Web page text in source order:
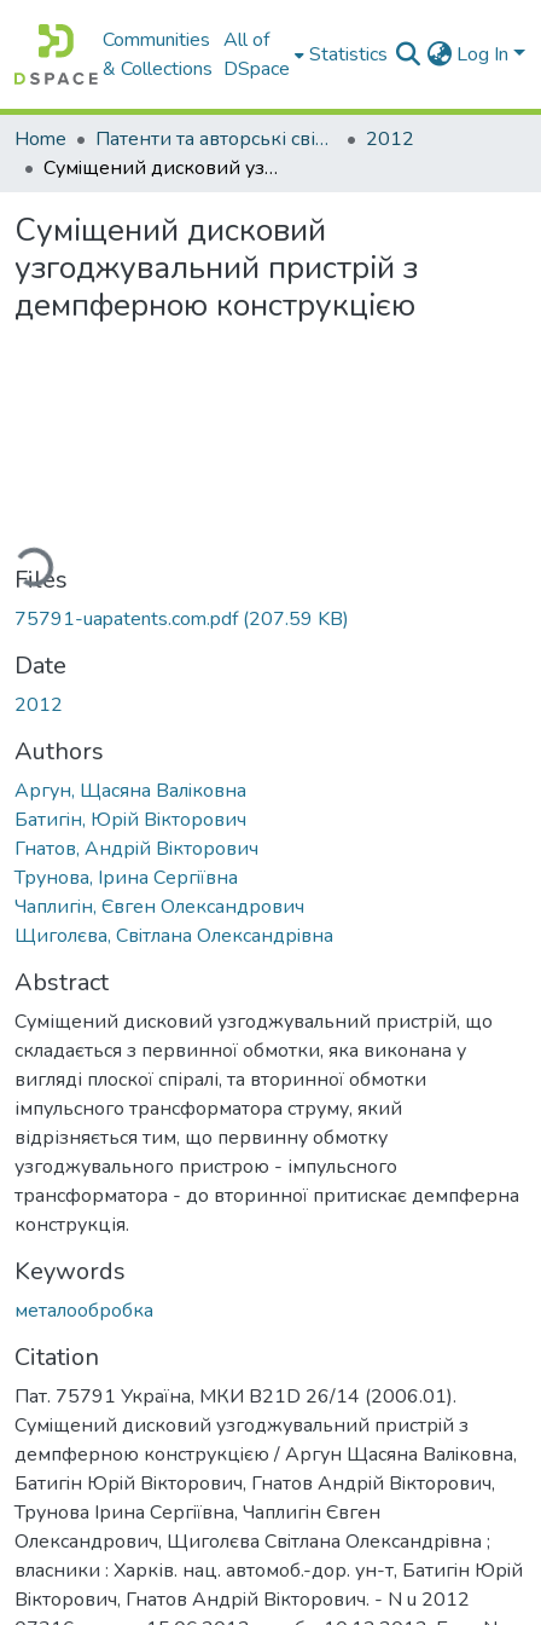
Communities
& Collections
All of
DSpace
Statistics Log In
Home Патенти та авторські свідоцтва
2012
Сумiщений дисковий узгоджувальний пристрiй з демпферною конструкцiєю
Сумiщений дисковий
узгоджувальний пристрiй з
демпферною конструкцiєю
Files
75791-uapatents.com.pdf(207.59 KB)
Date
2012
Authors
Аргун, Щасяна Валiковна
Батигiн, Юрiй Вiкторович
Гнатов, Андрiй Вiкторович
Трунова, Iрина Сергiївна
Чаплигiн, Євген Олександрович
Щиголєва, Свiтлана Олександрiвна
Abstract
Суміщений дисковий узгоджувальний пристрій, що
складається з первинної обмотки, яка виконана у
вигляді плоскої спіралі, та вторинної обмотки
імпульсного трансформатора струму, який
відрізняється тим, що первинну обмотку
узгоджувального пристрою - імпульсного
трансформатора - до вторинної притискає демпферна
конструкція.
Keywords
металообробка
Citation
Пат. 75791 Україна, МКИ B21D 26/14 (2006.01).
Сумiщений дисковий узгоджувальний пристрiй з
демпферною конструкцiєю / Аргун Щасяна Валiковна,
Батигiн Юрiй Вiкторович, Гнатов Андрiй Вiкторович,
Трунова Iрина Сергiївна, Чаплигiн Євген
Олександрович, Щиголєва Свiтлана Олександрiвна ;
власники : Харків. нац. автомоб.-дор. ун-т, Батигiн Юрiй
Вiкторович, Гнатов Андрiй Вiкторович. - N u 2012